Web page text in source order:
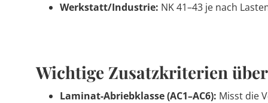
Werkstatt/Industrie: NK 41–43 je nach
Wichtige Zusatzkriterien
Laminat-Abriebklasse (AC1–AC6): Misst die